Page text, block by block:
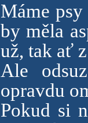
Máme psy
by měla
už, tak ať
Ale
opravdu
Pokud si